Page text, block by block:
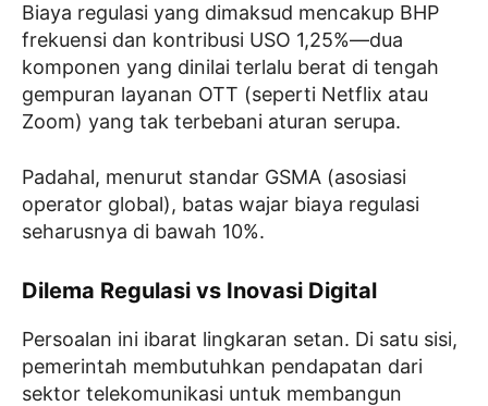
Biaya regulasi yang dimaksud mencakup BHP
frekuensi dan kontribusi USO 1,25%—dua
komponen yang dinilai terlalu berat di tengah
gempuran layanan OTT (seperti Netflix atau
Zoom) yang tak terbebani aturan serupa.
Padahal, menurut standar GSMA (asosiasi
operator global), batas wajar biaya regulasi
seharusnya di bawah 10%.
Dilema Regulasi vs Inovasi Digital
Persoalan ini ibarat lingkaran setan. Di satu sisi,
pemerintah membutuhkan pendapatan dari
sektor telekomunikasi untuk membangun